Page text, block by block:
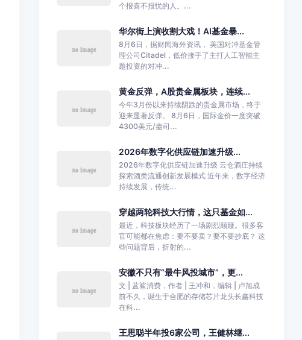
个报喜不报忧的人。...
华尔街上演收割大戏！AI基金暴...
8月6日，据财闻海外资讯， 美国对冲基金管
理公司Citadel，低价接手了主打人工智能主
题投资的对冲...
黄金反弹，A股贵金属板块，连续...
今年3月份以来持续阴跌的贵金属市场，终于
迎来显著反弹。 8月6日，国际金价一度突破
4300美元/盎司...
2026年数字化供应链加速升级...
2026年数字化供应链加速升级 云仓酒庄持续
探索酒类流通创新发展模式 近年来，数字经济
持续发展，传统...
穿越两轮科技大行情，这只基金如...
最近，科技板块经历了一场剧烈颠簸。很多客
官可能都在焦虑：要不要卖？要不要抄底？ 这
些问题背后，折射的...
安徽不只有“最牛风投城市”，更...
文 | 蓝鲨消费，作者 | 王冲和，编辑 | 卢旭成
前不久，诞生于合肥的存储芯片龙头长鑫科技
在科...
王思聪半年投6家公司，王健林继...